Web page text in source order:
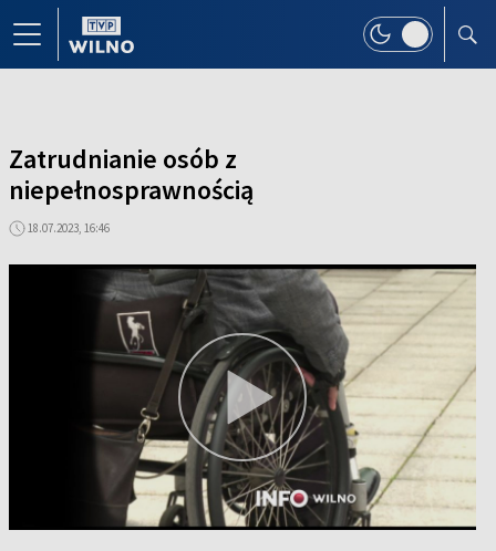
Zatrudnianie osób z
niepełnosprawnością
18.07.2023, 16:46